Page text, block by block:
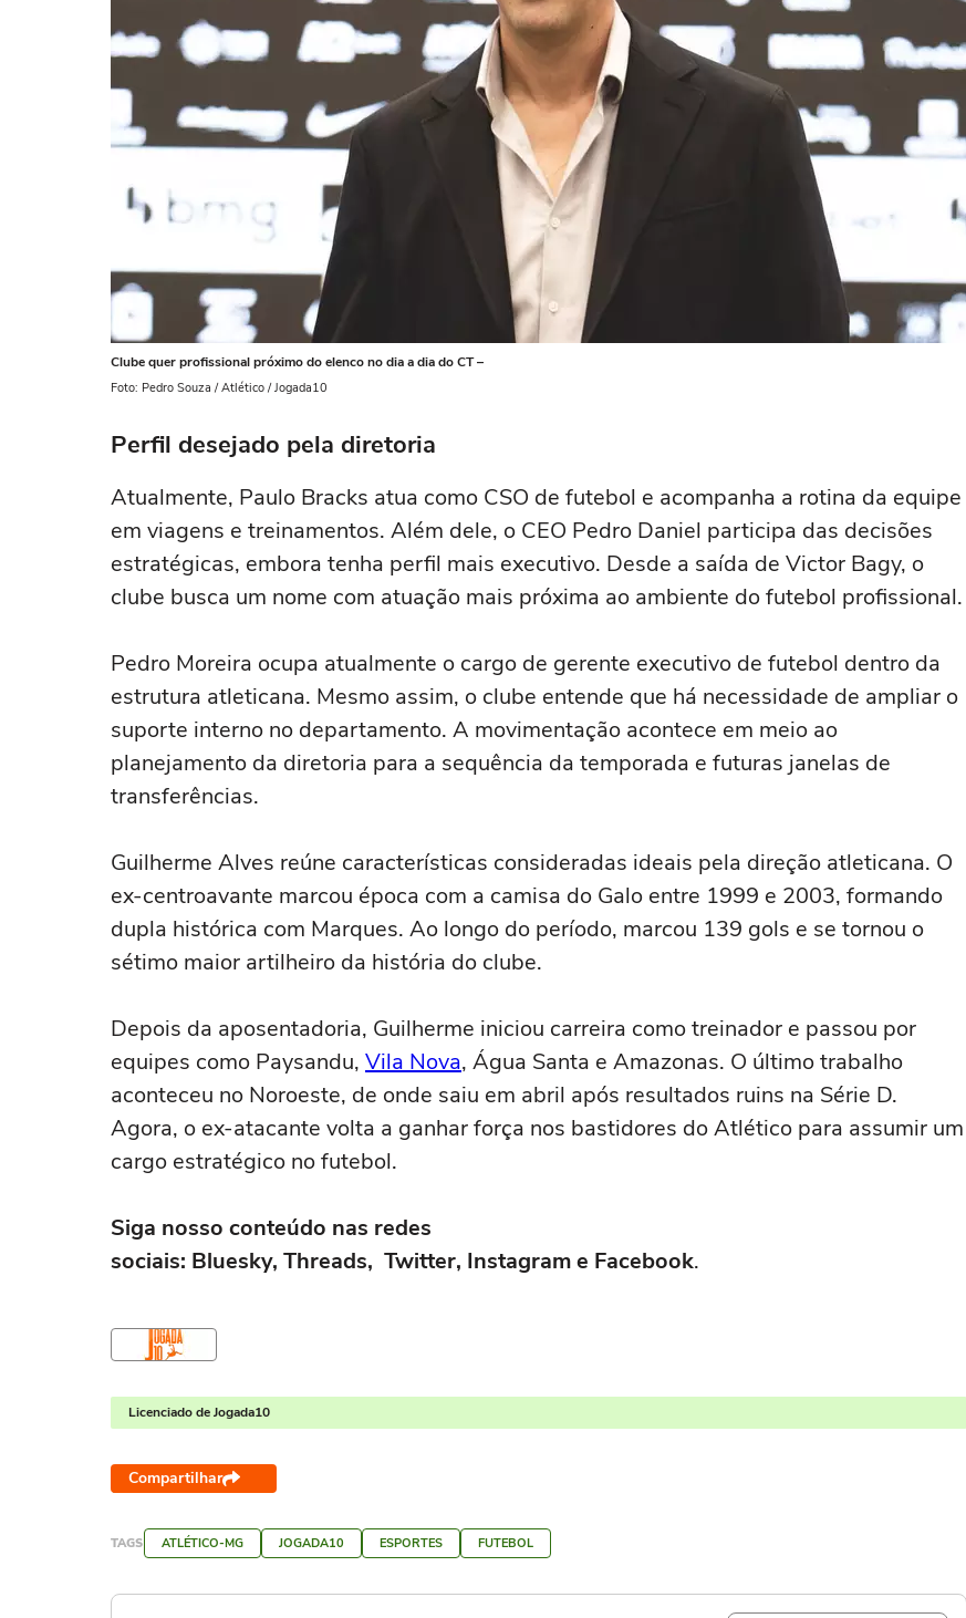
Clube quer profissional próximo do elenco no dia a dia do CT –
Foto: Pedro Souza / Atlético / Jogada10
Perfil desejado pela diretoria
Atualmente, Paulo Bracks atua como CSO de futebol e acompanha a rotina da equipe
em viagens e treinamentos. Além dele, o CEO Pedro Daniel participa das decisões
estratégicas, embora tenha perfil mais executivo. Desde a saída de Victor Bagy, o
clube busca um nome com atuação mais próxima ao ambiente do futebol profissional.
Pedro Moreira ocupa atualmente o cargo de gerente executivo de futebol dentro da
estrutura atleticana. Mesmo assim, o clube entende que há necessidade de ampliar o
suporte interno no departamento. A movimentação acontece em meio ao
planejamento da diretoria para a sequência da temporada e futuras janelas de
transferências.
Guilherme Alves reúne características consideradas ideais pela direção atleticana. O
ex-centroavante marcou época com a camisa do Galo entre 1999 e 2003, formando
dupla histórica com Marques. Ao longo do período, marcou 139 gols e se tornou o
sétimo maior artilheiro da história do clube.
Depois da aposentadoria, Guilherme iniciou carreira como treinador e passou por
equipes como Paysandu, Vila Nova, Água Santa e Amazonas. O último trabalho
aconteceu no Noroeste, de onde saiu em abril após resultados ruins na Série D.
Agora, o ex-atacante volta a ganhar força nos bastidores do Atlético para assumir um
cargo estratégico no futebol.
Siga nosso conteúdo nas redes
sociais: Bluesky, Threads, Twitter, Instagram e Facebook.
Licenciado de Jogada10
Compartilhar
TAGS ATLÉTICO-MG JOGADA10 ESPORTES FUTEBOL